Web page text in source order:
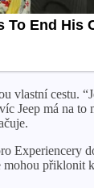
vlastní cestu.
Jeep má na to
Experiencery
přiklonit